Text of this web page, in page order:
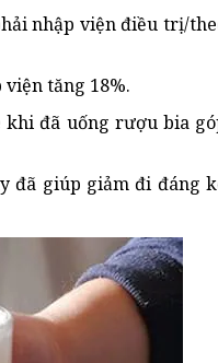
nhập viện điều trị/
viện tăng 18%.
khi đã uống rượu bia
đã giúp giảm đi đáng